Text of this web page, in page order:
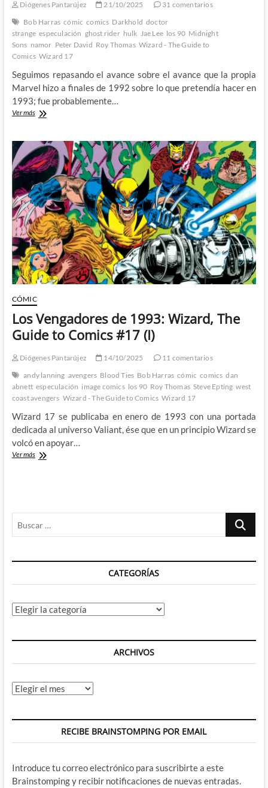
Diógenes Pantarújez 21/10/2025
31 comentarios
Bob Harras cómic comics Darkhold doctor
strange especulación ghost rider hulk Jae Lee los 90 Midnight
Sons namor Peter David Roy Thomas Wizard - The Guide to
Comics Wizard 17
Seguimos repasando el avance sobre el avance que la propia
Marvel hizo a finales de 1992 sobre lo que pretendía hacer en
1993; fue probablemente…
Ver másLos
la
Medianoche
y
otras
tonterías:
Wizard,
The
Guide
to
Comics
#17
(II)
CÓMIC
Los Vengadores de 1993: Wizard, The
Guide to Comics #17 (I)
Diógenes Pantarújez 14/10/2025
11 comentarios
andy lanning avengers Blood Ties Bob Harras cómic comics dan
abnett especulación image comics los 90 Roy Thomas Steve Epting west
coast avengers Wizard - The Guide to Comics Wizard 17
Wizard 17 se publicaba en enero de 1993 con una portada
dedicada al universo Valiant, ése que en un principio Wizard se
volcó en apoyar…
Ver másLos
to
(I)
Buscar
CATEGORÍAS
Categorías
ARCHIVOS
Archivos
RECIBE BRAINSTOMPING POR EMAIL
Introduce tu correo electrónico para suscribirte a este
Brainstomping y recibir notificaciones de nuevas entradas.